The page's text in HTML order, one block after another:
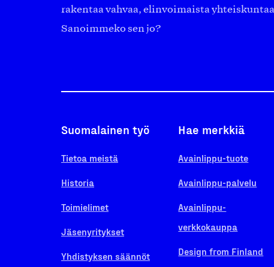
rakentaa vahvaa, elinvoimaista
Sanoimmeko sen jo?
Suomalainen työ
Tietoa meistä
Historia
Toimielimet
Jäsenyritykset
Yhdistyksen säännöt
Hae merkkiä
Avainlippu-tuote
Avainlippu-palvelu
Avainlippu-
verkkokauppa
Design from Finland